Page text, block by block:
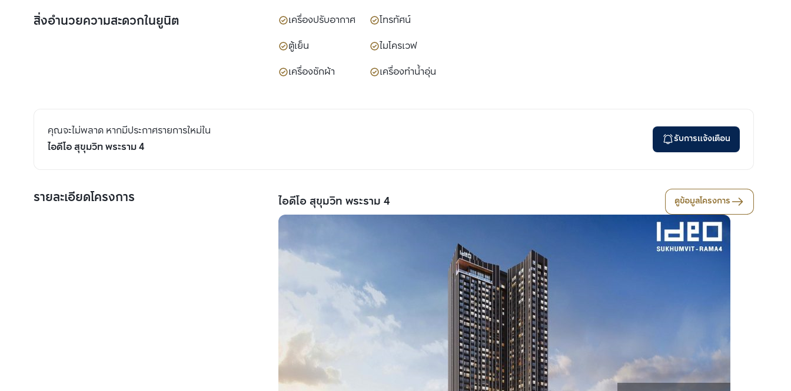
สิ่งอำนวยความสะดวกในยูนิต เครื่องปรับอากาศ
โทรทัศน์
ตู้เย็น
ไมโครเวฟ
เครื่องซักผ้า
เครื่องทำน้ำอุ่น
คุณจะไม่พลาด หากมีประกาศรายการใหม่ใน
ไอดีโอ สุขุมวิท พระราม 4
รับการแจ้งเตือน
รายละเอียดโครงการ ไอดีโอ สุขุมวิท พระราม 4 ดูข้อมูลโครงการ